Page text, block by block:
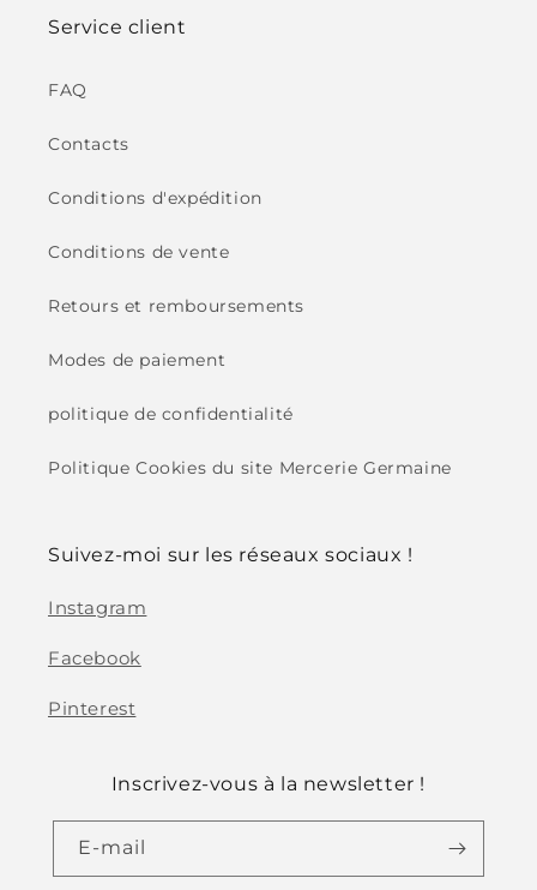
Service client
FAQ
Contacts
Conditions d'expédition
Conditions de vente
Retours et remboursements
Modes de paiement
politique de confidentialité
Politique Cookies du site Mercerie Germaine
Suivez-moi sur les réseaux sociaux !
Instagram
Facebook
Pinterest
Inscrivez-vous à la newsletter !
E-mail